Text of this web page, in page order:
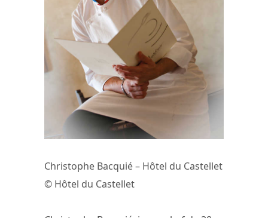
Christophe Bacquié – Hôtel du Castellet
© Hôtel du Castellet